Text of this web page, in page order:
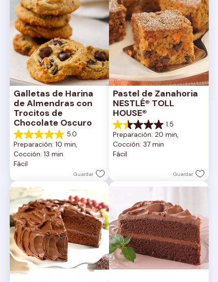
Galletas de Harina
de Almendras con
Trocitos de
Chocolate Oscuro
5.0
5.0
de
5
estrellas.
reseña
Preparación: 10 min,
Cocción: 13 min
Fácil
Guardar
Pastel de Zanahoria
NESTLÉ® TOLL
HOUSE®
1.5
1.5
de
5
estrellas.
Preparación: 20 min,
Cocción: 37 min
Fácil
Guardar